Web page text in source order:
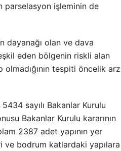
parselasyon işleminin de
dayanağı olan ve dava
eden bölgenin riskli alan
tespiti öncelik arz
sayılı Bakanlar Kurulu
Bakanlar Kurulu kararının
2387 adet yapının yer
ve bodrum katlardaki yapılara